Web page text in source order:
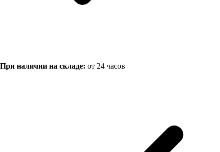
При наличии на складе: от 24 часов